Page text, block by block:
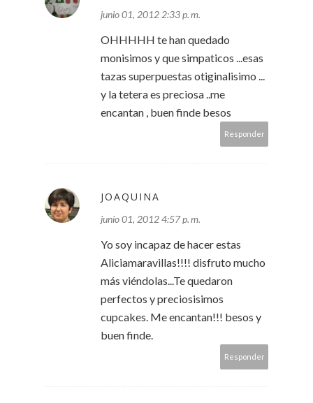
junio 01, 2012 2:33 p. m.
OHHHHH te han quedado
monisimos y que simpaticos ...esas
tazas superpuestas otiginalisimo ...
y la tetera es preciosa ..me
encantan , buen finde besos
Responder
JOAQUINA
junio 01, 2012 4:57 p. m.
Yo soy incapaz de hacer estas
Aliciamaravillas!!!! disfruto mucho
más viéndolas...Te quedaron
perfectos y preciosisimos
cupcakes. Me encantan!!! besos y
buen finde.
Responder